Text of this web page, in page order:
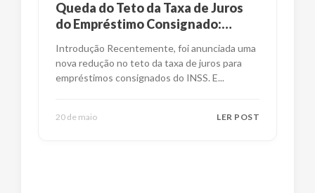
Queda do Teto da Taxa de Juros
do Empréstimo Consignado:
Introdução Recentemente, foi anunciada uma
nova redução no teto da taxa de juros para
empréstimos consignados do INSS. E...
20 de maio LER POST